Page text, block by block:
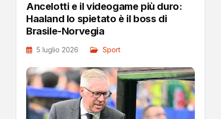
Ancelotti e il videogame più duro:
Haaland lo spietato è il boss di
Brasile-Norvegia
5 luglio 2026 Sport